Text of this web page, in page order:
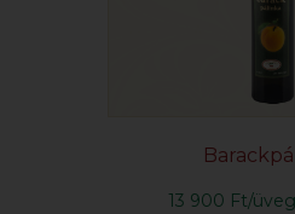
13 900 Ft/üveg